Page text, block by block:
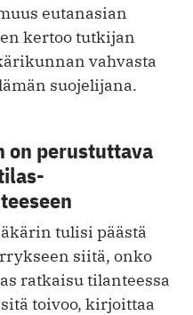
eutanasian
kertoo tutkijan
vahvasta
suojelijana.
on perustuttava
tulisi päästä
siitä, onko
ratkaisu tilanteessa
toivoo, kirjoittaa